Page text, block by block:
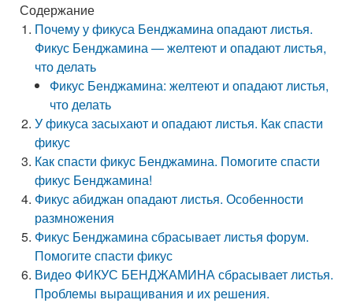
Содержание
Почему у фикуса Бенджамина опадают листья.
Фикус Бенджамина — желтеют и опадают листья,
что делать
Фикус Бенджамина: желтеют и опадают листья,
что делать
У фикуса засыхают и опадают листья. Как спасти
фикус
Как спасти фикус Бенджамина. Помогите спасти
фикус Бенджамина!
Фикус абиджан опадают листья. Особенности
размножения
Фикус Бенджамина сбрасывает листья форум.
Помогите спасти фикус
Видео ФИКУС БЕНДЖАМИНА сбрасывает листья.
Проблемы выращивания и их решения.